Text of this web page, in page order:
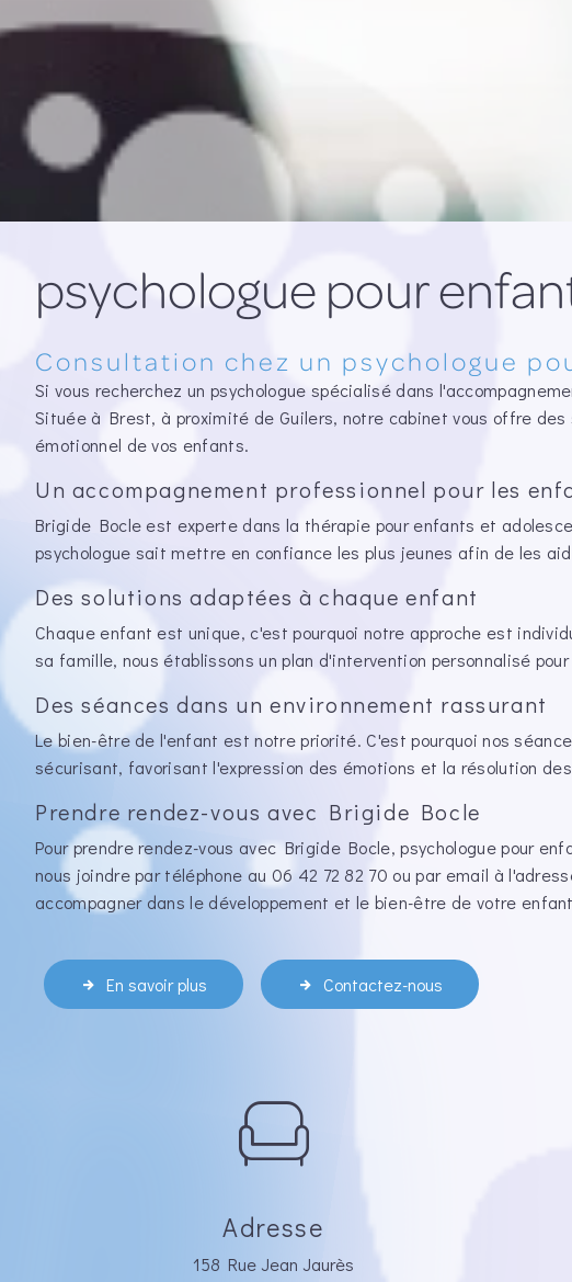
psychologue pour
Consultation chez un psychologue
Si vous recherchez un psychologue spécialisé dans
Située à Brest, à proximité de Guilers, notre cabinet vous offre
émotionnel de vos enfants.
Un accompagnement professionnel pour les
Brigide Bocle est experte dans la thérapie pour enfants et
psychologue sait mettre en confiance les plus jeunes afin de les
Des solutions adaptées à chaque enfant
Chaque enfant est unique, c'est pourquoi notre approche est
sa famille, nous établissons un plan d'intervention personnalisé
Des séances dans un environnement rassurant
Le bien-être de l'enfant est notre priorité. C'est pourquoi nos
sécurisant, favorisant l'expression des émotions et la résolution
Prendre rendez-vous avec Brigide Bocle
Pour prendre rendez-vous avec Brigide Bocle, psychologue pour
nous joindre par téléphone au 06 42 72 82 70 ou par email à
accompagner dans le développement et le bien-être de votre
En savoir plus Contactez-nous
Adresse
158 Rue Jean Jaurès